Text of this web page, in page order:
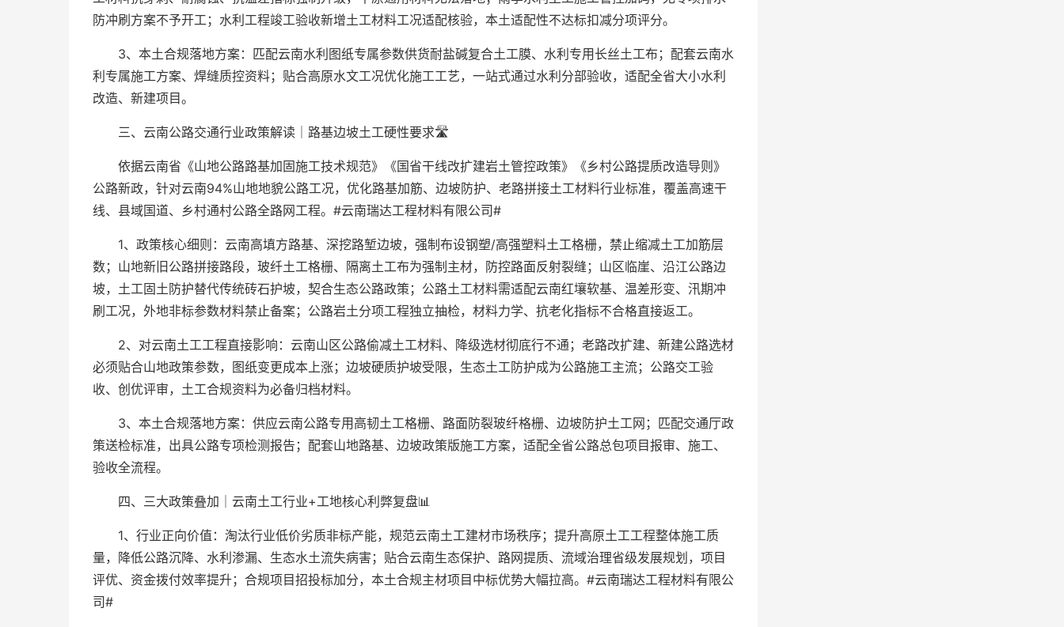
防冲刷方案不予开工；水利工程竣工验收新增土工材料工况适配核验，本土适配性不达标扣减分项评分。
3、本土合规落地方案：匹配云南水利图纸专属参数供货耐盐碱复合土工膜、水利专用长丝土工布；配套云南水
利专属施工方案、焊缝质控资料；贴合高原水文工况优化施工工艺，一站式通过水利分部验收，适配全省大小水利
改造、新建项目。
三、云南公路交通行业政策解读｜路基边坡土工硬性要求🛣️
依据云南省《山地公路路基加固施工技术规范》《国省干线改扩建岩土管控政策》《乡村公路提质改造导则》
公路新政，针对云南94%山地地貌公路工况，优化路基加筋、边坡防护、老路拼接土工材料行业标准，覆盖高速干
线、县域国道、乡村通村公路全路网工程。#云南瑞达工程材料有限公司#
1、政策核心细则：云南高填方路基、深挖路堑边坡，强制布设钢塑/高强塑料土工格栅，禁止缩减土工加筋层
数；山地新旧公路拼接路段，玻纤土工格栅、隔离土工布为强制主材，防控路面反射裂缝；山区临崖、沿江公路边
坡，土工固土防护替代传统砖石护坡，契合生态公路政策；公路土工材料需适配云南红壤软基、温差形变、汛期冲
刷工况，外地非标参数材料禁止备案；公路岩土分项工程独立抽检，材料力学、抗老化指标不合格直接返工。
2、对云南土工工程直接影响：云南山区公路偷减土工材料、降级选材彻底行不通；老路改扩建、新建公路选材
必须贴合山地政策参数，图纸变更成本上涨；边坡硬质护坡受限，生态土工防护成为公路施工主流；公路交工验
收、创优评审，土工合规资料为必备归档材料。
3、本土合规落地方案：供应云南公路专用高韧土工格栅、路面防裂玻纤格栅、边坡防护土工网；匹配交通厅政
策送检标准，出具公路专项检测报告；配套山地路基、边坡政策版施工方案，适配全省公路总包项目报审、施工、
验收全流程。
四、三大政策叠加｜云南土工行业+工地核心利弊复盘📊
1、行业正向价值：淘汰行业低价劣质非标产能，规范云南土工建材市场秩序；提升高原土工工程整体施工质
量，降低公路沉降、水利渗漏、生态水土流失病害；贴合云南生态保护、路网提质、流域治理省级发展规划，项目
评优、资金拨付效率提升；合规项目招投标加分，本土合规主材项目中标优势大幅拉高。#云南瑞达工程材料有限公
司#